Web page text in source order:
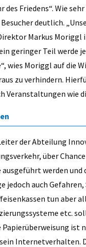
des Friedens“. Wie
deutlich.
Markus Moriggl
geringer Teil werde
wies Moriggl auf die
zu verhindern.
Veranstaltungen wie
der Abteilung
über
ausgeführt werden
jedoch auch
tun aber
etc.
Papierüberweisung
Internetverhalten.